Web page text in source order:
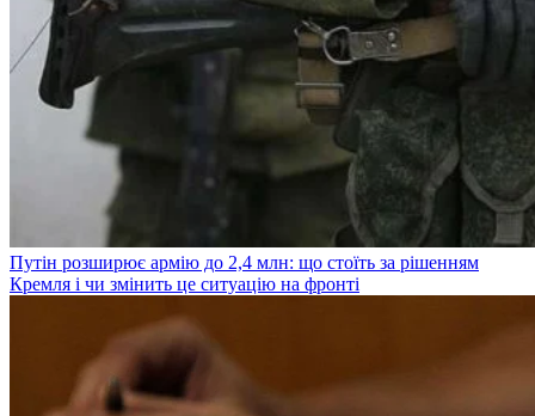
Путін розширює армію до 2,4 млн: що стоїть за рішенням
Кремля і чи змінить це ситуацію на фронті